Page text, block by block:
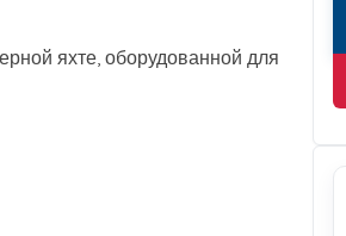
яхте, оборудованной для